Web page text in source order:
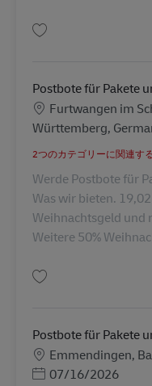
Postbote für Pakete
勤務地
Furtwangen im
Württemberg,
2つのカテゴリーに関連す
Werde Postbote für
Was wir bieten.
Weihnachtsgeld und
Weitere 50%
Postbote für Pakete
勤務地
Emmendingen,
Posted Date
07/16/2026